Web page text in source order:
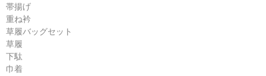
帯揚げ
重ね衿
草履バッグセット
草履
下駄
巾着